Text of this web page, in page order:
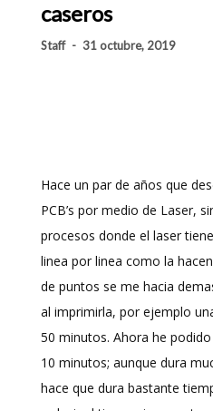
caseros
Staff - 31 octubre, 2019
Hace un par de años que
PCB’s por medio de Laser,
procesos donde el laser
linea por linea como la
de puntos se me hacia
al imprimirla, por ejemplo
50 minutos. Ahora he
10 minutos; aunque dura
hace que dura bastante